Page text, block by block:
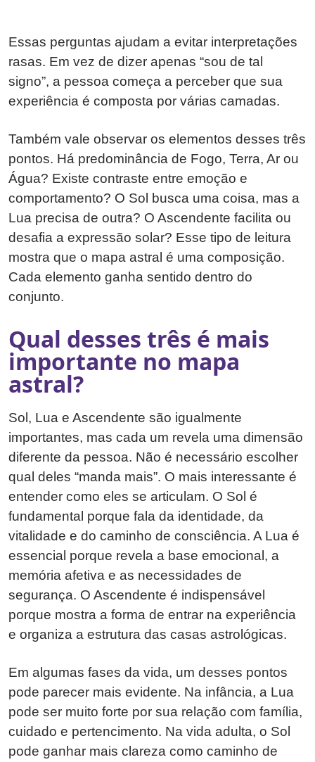
Essas perguntas ajudam a evitar interpretações
rasas. Em vez de dizer apenas “sou de tal
signo”, a pessoa começa a perceber que sua
experiência é composta por várias camadas.
Também vale observar os elementos desses três
pontos. Há predominância de Fogo, Terra, Ar ou
Água? Existe contraste entre emoção e
comportamento? O Sol busca uma coisa, mas a
Lua precisa de outra? O Ascendente facilita ou
desafia a expressão solar? Esse tipo de leitura
mostra que o mapa astral é uma composição.
Cada elemento ganha sentido dentro do
conjunto.
Qual desses três é mais
importante no mapa
astral?
Sol, Lua e Ascendente são igualmente
importantes, mas cada um revela uma dimensão
diferente da pessoa. Não é necessário escolher
qual deles “manda mais”. O mais interessante é
entender como eles se articulam. O Sol é
fundamental porque fala da identidade, da
vitalidade e do caminho de consciência. A Lua é
essencial porque revela a base emocional, a
memória afetiva e as necessidades de
segurança. O Ascendente é indispensável
porque mostra a forma de entrar na experiência
e organiza a estrutura das casas astrológicas.
Em algumas fases da vida, um desses pontos
pode parecer mais evidente. Na infância, a Lua
pode ser muito forte por sua relação com família,
cuidado e pertencimento. Na vida adulta, o Sol
pode ganhar mais clareza como caminho de